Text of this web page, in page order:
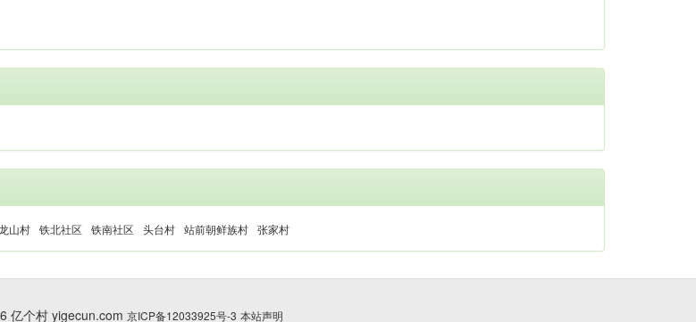
山村 铁北社区 铁南社区 头台村 站前朝鲜族村 张家村
亿个村 yigecun.com 京ICP备12033925号-3 本站声明